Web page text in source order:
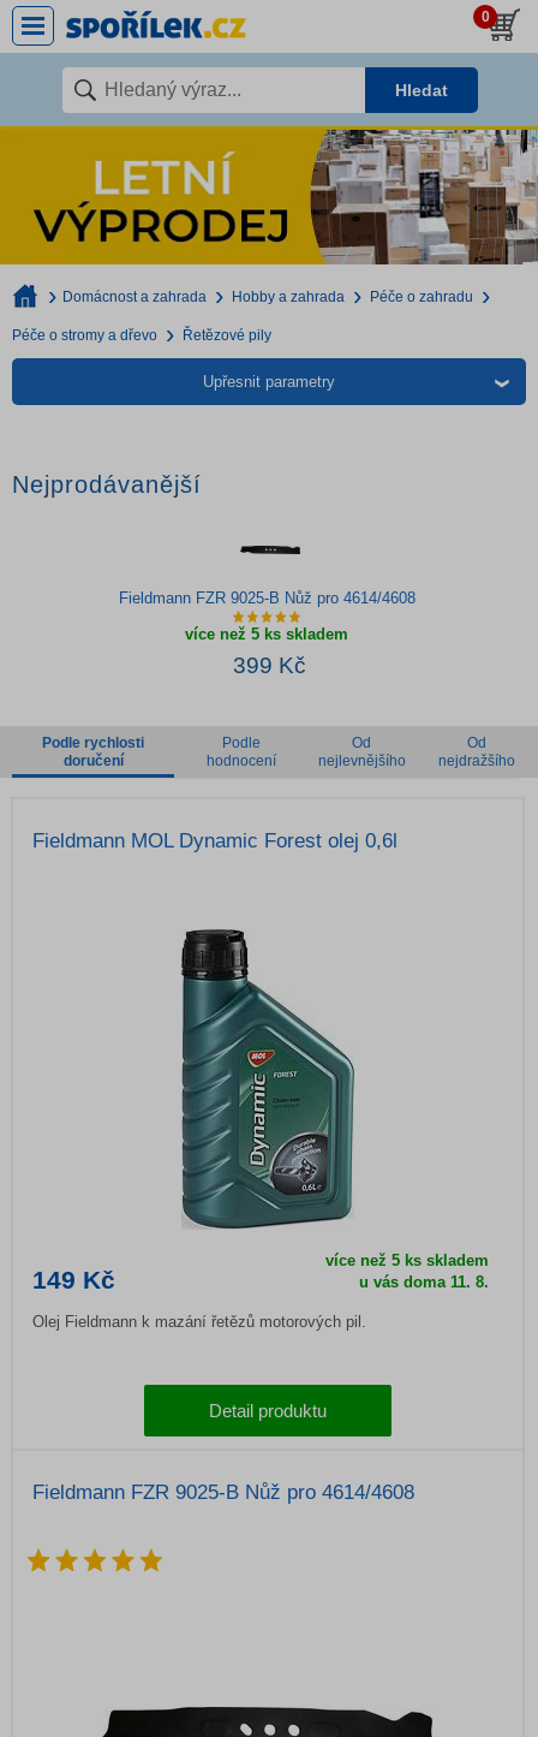
0
Hledat
Domácnost a zahrada Hobby a zahrada Péče o zahradu
Péče o stromy a dřevo Řetězové pily
Upřesnit parametry
Nejprodávanější
Fieldmann FZR 9025-B Nůž pro 4614/4608
více než 5 ks skladem
399 Kč
Podle rychlosti
doručení
Podle
hodnocení
Od
nejlevnějšího
Od
nejdražšího
Fieldmann MOL Dynamic Forest olej 0,6l
149 Kč
více než 5 ks skladem
u vás doma11. 8.
Olej Fieldmann k mazání řetězů motorových pil.
Detail produktu
Fieldmann FZR 9025-B Nůž pro 4614/4608